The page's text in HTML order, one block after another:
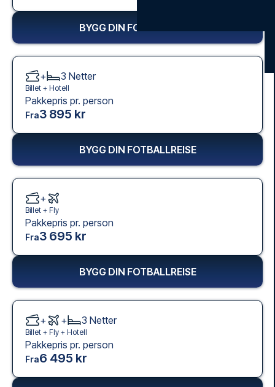
BYGG DIN FOTBALLREISE
+ 3 Netter
Billet + Hotell
Pakkepris pr. person
Fra3 895 kr
BYGG DIN FOTBALLREISE
+
Billet + Fly
Pakkepris pr. person
Fra3 695 kr
BYGG DIN FOTBALLREISE
+ + 3 Netter
Billet + Fly + Hotell
Pakkepris pr. person
Fra6 495 kr